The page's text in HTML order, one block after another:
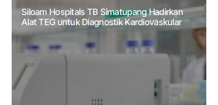
Siloam Hospitals TB Simatupang Hadirkan
Alat TEG untuk Diagnostik Kardiovaskular